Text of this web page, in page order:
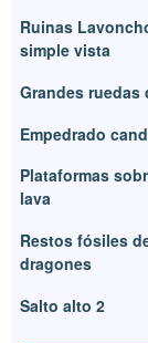
Ruinas
simple vista
Grandes ruedas
Empedrado
Plataformas
lava
Restos fósiles
dragones
Salto alto 2